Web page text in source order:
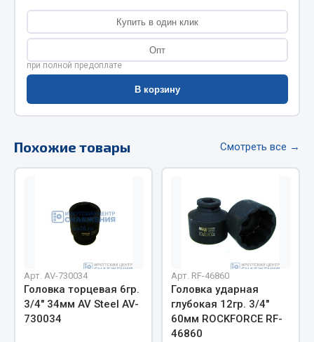
Фитинги
Штуцеры
Весь раздел
Автомобильный инструмент
Измерительный инструмент
Режущий инструмент
Силовое оборудование
Слесарный инструмент
Столярный инструмент
Показать ещё
Весь раздел
Купить в один клик
Опт
при полной предоплате
В корзину
Похожие товары Смотреть все →
Арт. AV-730034
Головка торцевая 6гр.
3/4" 34мм AV Steel AV-
730034
Арт. RF-46860
Головка ударная
глубокая 12гр. 3/4"
60мм ROCKFORCE RF-
46860